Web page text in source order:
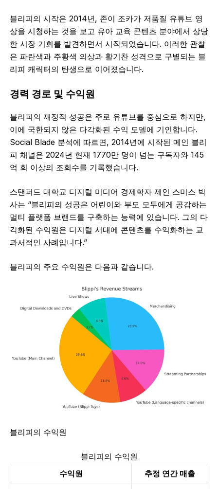
블리피의 시작은 2014년, 존이 조카가 저품질 유튜브 영
상을 시청하는 것을 보고 유아 교육 콘텐츠 분야에서 상당
한 시장 기회를 발견하면서 시작되었습니다. 이러한 관찰
은 파란색과 주황색 의상과 활기찬 성격으로 구별되는 블
리피 캐릭터의 탄생으로 이어졌습니다.
경력 경로 및 수익원
블리피의 재정적 성공은 주로 유튜브를 중심으로 하지만,
이에 국한되지 않은 다각화된 수익 모델에 기인합니다.
Social Blade 분석에 따르면, 2014년에 시작된 메인 블리
피 채널은 2024년 현재 1770만 명이 넘는 구독자와 145
억 회 이상의 조회수를 기록했습니다.
스탠퍼드 대학교 디지털 미디어 경제학자 제인 스미스 박
사는 “블리피의 성공은 어린이와 부모 모두에게 공감하는
멀티 플랫폼 브랜드를 구축하는 능력에 있습니다. 그의 다
각화된 수익원은 디지털 시대에 콘텐츠를 수익화하는 교
과서적인 사례입니다.”
블리피의 주요 수익원은 다음과 같습니다.
블리피의 수익원
블리피의 수익원
수익원
추정 연간 매출